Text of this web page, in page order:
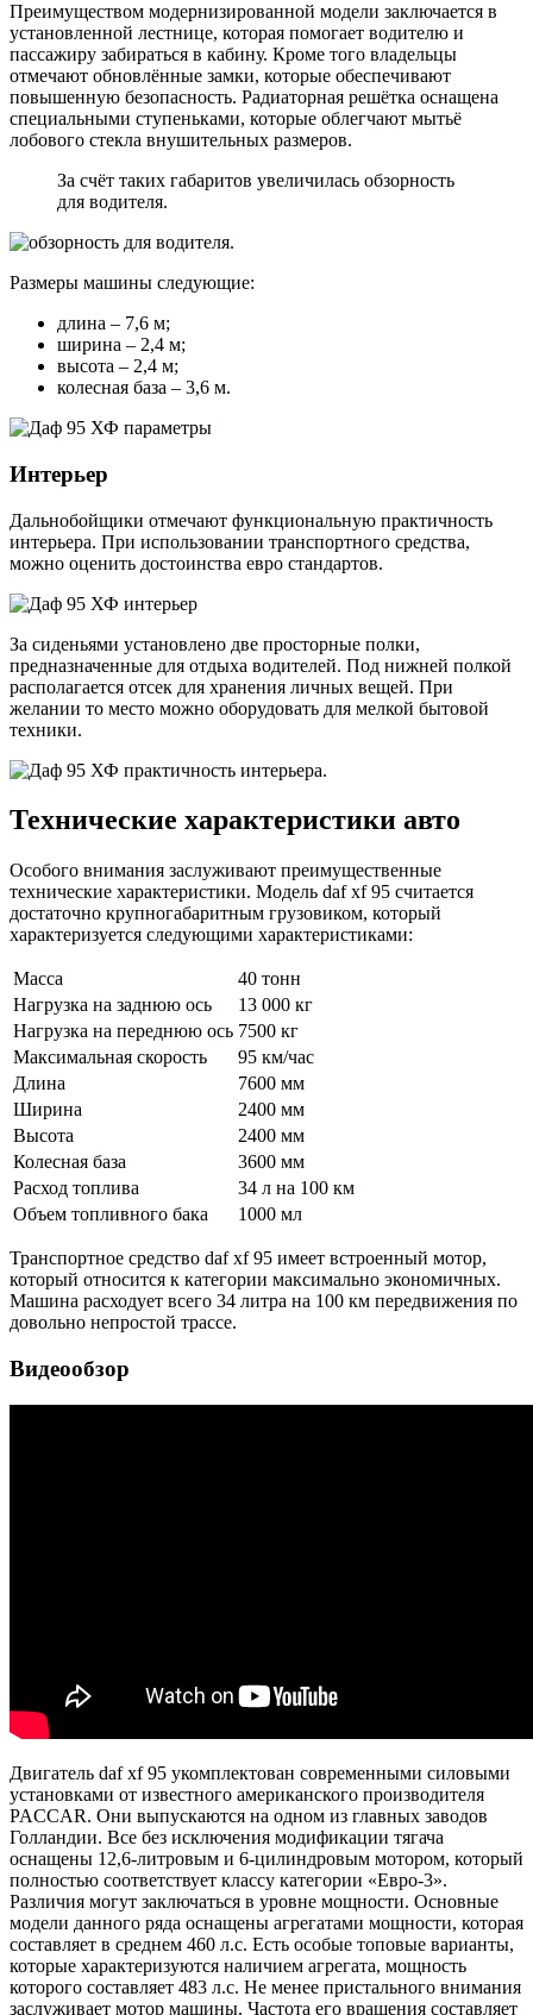
Преимуществом модернизированной модели заключается в
установленной лестнице, которая помогает водителю и
пассажиру забираться в кабину. Кроме того владельцы
отмечают обновлённые замки, которые обеспечивают
повышенную безопасность. Радиаторная решётка оснащена
специальными ступеньками, которые облегчают мытьё
лобового стекла внушительных размеров.
За счёт таких габаритов увеличилась обзорность
для водителя.
Размеры машины следующие:
длина – 7,6 м;
ширина – 2,4 м;
высота – 2,4 м;
колесная база – 3,6 м.
Интерьер
Дальнобойщики отмечают функциональную практичность
интерьера. При использовании транспортного средства,
можно оценить достоинства евро стандартов.
За сиденьями установлено две просторные полки,
предназначенные для отдыха водителей. Под нижней полкой
располагается отсек для хранения личных вещей. При
желании то место можно оборудовать для мелкой бытовой
техники.
Технические характеристики авто
Особого внимания заслуживают преимущественные
технические характеристики. Модель daf xf 95 считается
достаточно крупногабаритным грузовиком, который
характеризуется следующими характеристиками:
Масса
40 тонн
Нагрузка на заднюю ось
13 000 кг
Нагрузка на переднюю ось 7500 кг
Максимальная скорость
95 км/час
Длина
7600 мм
Ширина
2400 мм
Высота
2400 мм
Колесная база
3600 мм
Расход топлива
34 л на 100 км
Объем топливного бака
1000 мл
Транспортное средство daf xf 95 имеет встроенный мотор,
который относится к категории максимально экономичных.
Машина расходует всего 34 литра на 100 км передвижения по
довольно непростой трассе.
Видеообзор
Двигатель daf xf 95 укомплектован современными силовыми
установками от известного американского производителя
PACCAR. Они выпускаются на одном из главных заводов
Голландии. Все без исключения модификации тягача
оснащены 12,6-литровым и 6-цилиндровым мотором, который
полностью соответствует классу категории «Евро-3».
Различия могут заключаться в уровне мощности. Основные
модели данного ряда оснащены агрегатами мощности, которая
составляет в среднем 460 л.с. Есть особые топовые варианты,
которые характеризуются наличием агрегата, мощность
которого составляет 483 л.с. Не менее пристального внимания
заслуживает мотор машины. Частота его вращения составляет